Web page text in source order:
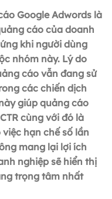
Google Adwords là
cáo của doanh
khi người dùng
nhóm này. Lý do
cáo vẫn đang sử
các chiến dịch
giúp quảng cáo
cùng với đó là
hạn chế số lần
mang lại lợi ích
nghiệp sẽ hiển thị
trọng tâm nhất